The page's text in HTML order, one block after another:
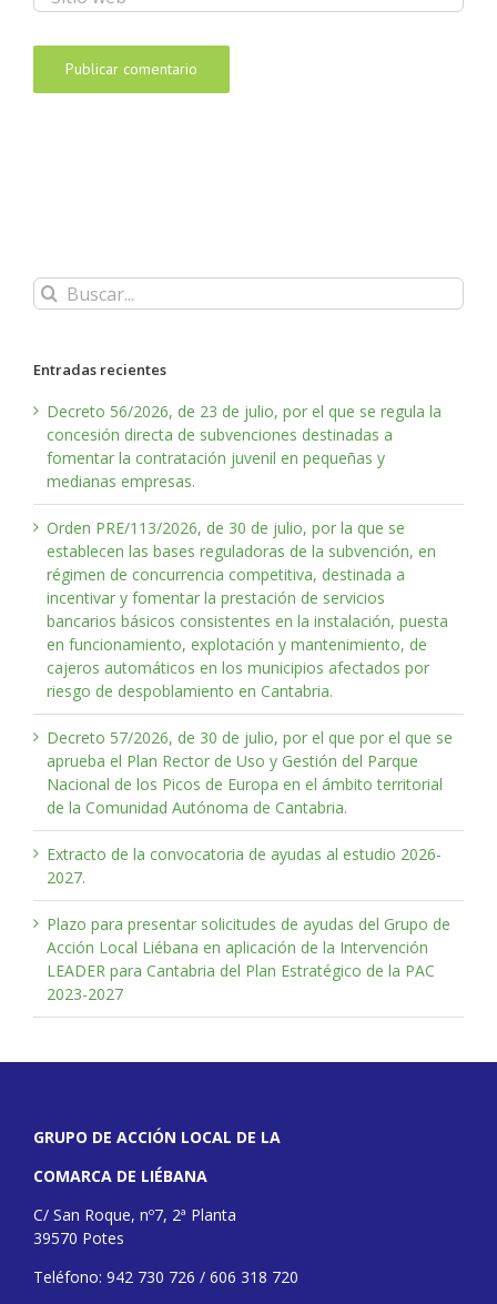
Buscar:
Entradas recientes
Decreto 56/2026, de 23 de julio, por el que se regula la
concesión directa de subvenciones destinadas a
fomentar la contratación juvenil en pequeñas y
medianas empresas.
Orden PRE/113/2026, de 30 de julio, por la que se
establecen las bases reguladoras de la subvención, en
régimen de concurrencia competitiva, destinada a
incentivar y fomentar la prestación de servicios
bancarios básicos consistentes en la instalación, puesta
en funcionamiento, explotación y mantenimiento, de
cajeros automáticos en los municipios afectados por
riesgo de despoblamiento en Cantabria.
Decreto 57/2026, de 30 de julio, por el que por el que se
aprueba el Plan Rector de Uso y Gestión del Parque
Nacional de los Picos de Europa en el ámbito territorial
de la Comunidad Autónoma de Cantabria.
Extracto de la convocatoria de ayudas al estudio 2026-
2027.
Plazo para presentar solicitudes de ayudas del Grupo de
Acción Local Liébana en aplicación de la Intervención
LEADER para Cantabria del Plan Estratégico de la PAC
2023-2027
GRUPO DE ACCIÓN LOCAL DE LA
COMARCA DE LIÉBANA
C/ San Roque, nº7, 2ª Planta
39570 Potes
Teléfono: 942 730 726 / 606 318 720